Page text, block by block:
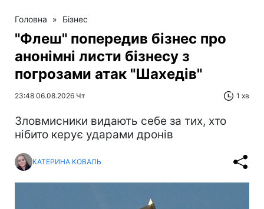
Головна » Бізнес
"Флеш" попередив бізнес про
анонімні листи бізнесу з
погрозами атак "Шахедів"
23:48 06.08.2026 Чт 1 хв
Зловмисники видають себе за тих, хто
нібито керує ударами дронів
КАТЕРИНА КОВАЛЬ